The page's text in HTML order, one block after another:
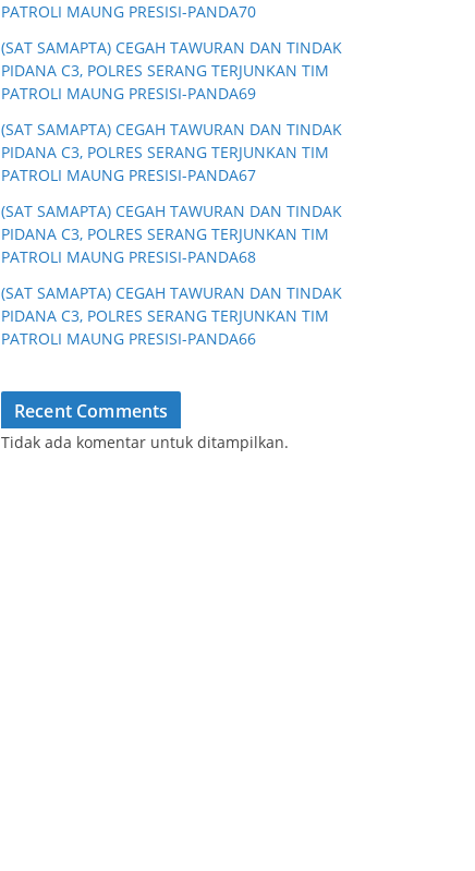
PATROLI MAUNG PRESISI-PANDA70
(SAT SAMAPTA) CEGAH TAWURAN DAN TINDAK
PIDANA C3, POLRES SERANG TERJUNKAN TIM
PATROLI MAUNG PRESISI-PANDA69
(SAT SAMAPTA) CEGAH TAWURAN DAN TINDAK
PIDANA C3, POLRES SERANG TERJUNKAN TIM
PATROLI MAUNG PRESISI-PANDA67
(SAT SAMAPTA) CEGAH TAWURAN DAN TINDAK
PIDANA C3, POLRES SERANG TERJUNKAN TIM
PATROLI MAUNG PRESISI-PANDA68
(SAT SAMAPTA) CEGAH TAWURAN DAN TINDAK
PIDANA C3, POLRES SERANG TERJUNKAN TIM
PATROLI MAUNG PRESISI-PANDA66
Recent Comments
Tidak ada komentar untuk ditampilkan.